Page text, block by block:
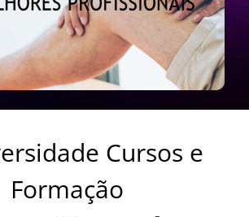
Cursos e
Formação